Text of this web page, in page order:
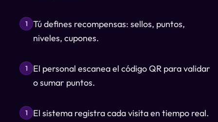
1
Tú defines recompensas: sellos, puntos,
niveles, cupones.
1
El personal escanea el código QR para validar
o sumar puntos.
1 El sistema registra cada visita en tiempo real.